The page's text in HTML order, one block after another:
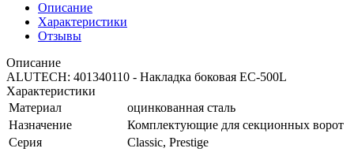
Описание
Характеристики
Отзывы
Описание
ALUTECH: 401340110 - Накладка боковая EC-500L
Характеристики
Материал
оцинкованная сталь
Назначение
Комплектующие для секционных ворот
Серия
Classic, Prestige